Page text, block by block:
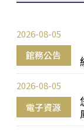
館務公告
2026-08-05
電子資源
2026-08-05